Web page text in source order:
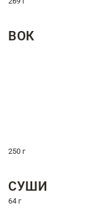
ВОК
250 г
СУШИ
64 г